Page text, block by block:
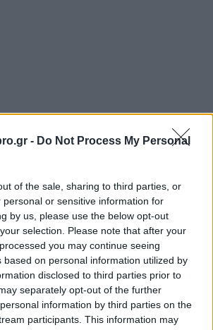
- Do Not Process My Personal
of the sale, sharing to third parties, or
personal or sensitive information for
by us, please use the below opt-out
selection. Please note that after your
you may continue seeing
based on personal information utilized by
disclosed to third parties prior to
separately opt-out of the further
information by third parties on the
participants. This information may